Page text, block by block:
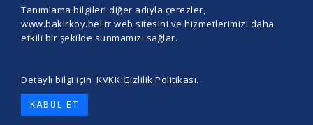
© 2026 BAKIRKÖY BELEDİYESİ -
Tanımlama bilgileri diğer adıyla çerezler,
www.bakirkoy.bel.tr web sitesini ve hizmetlerimizi daha
etkili bir şekilde sunmamızı sağlar.
Detaylı bilgi için KVKK Gizlilik Politikası.
KABUL ET